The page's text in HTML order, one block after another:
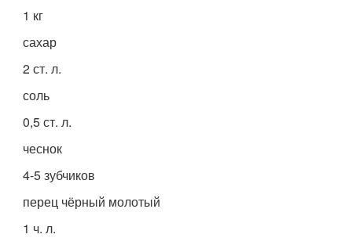
1 кг
сахар
2 ст. л.
соль
0,5 ст. л.
чеснок
4-5 зубчиков
перец чёрный молотый
1 ч. л.